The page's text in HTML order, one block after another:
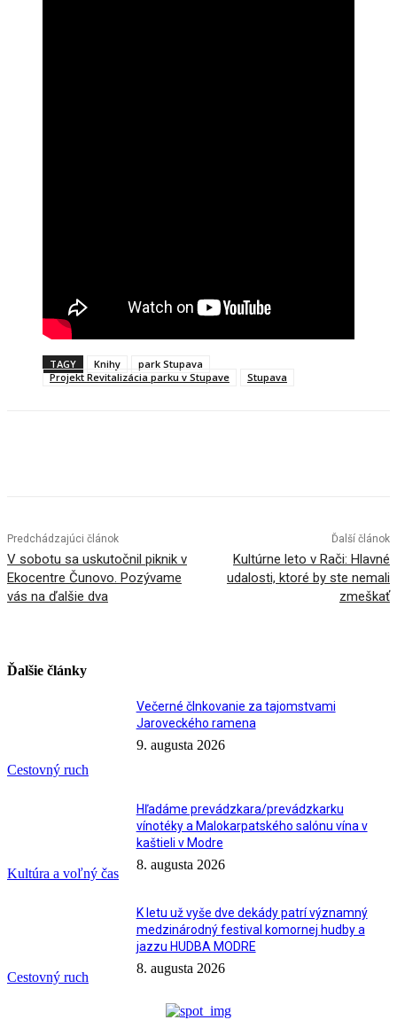
TAGY Knihy
park Stupava
Projekt Revitalizácia parku v Stupave
Stupava
Predchádzajúci článok
V sobotu sa uskutočnil piknik v
Ekocentre Čunovo. Pozývame
vás na ďalšie dva
Ďalší článok
Kultúrne leto v Rači: Hlavné
udalosti, ktoré by ste nemali
zmeškať
Ďalšie články
Cestovný ruch
Večerné člnkovanie za tajomstvami
Jaroveckého ramena
9. augusta 2026
Kultúra a voľný čas
Hľadáme prevádzkara/prevádzkarku
vínotéky a Malokarpatského salónu vína v
kaštieli v Modre
8. augusta 2026
Cestovný ruch
K letu už vyše dve dekády patrí významný
medzinárodný festival komornej hudby a
jazzu HUDBA MODRE
8. augusta 2026